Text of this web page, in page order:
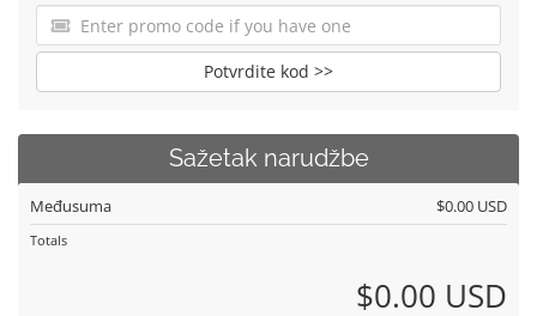
Potvrdite kod >>
Sažetak narudžbe
Međusuma $0.00 USD
Totals
$0.00 USD